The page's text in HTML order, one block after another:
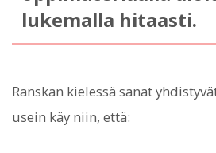
lukemalla hitaasti.
Ranskan kielessä sanat
usein käy niin, että: